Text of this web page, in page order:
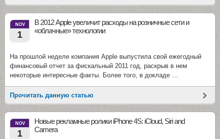
NOV
1
В 2012 Apple увеличит расходы на розничные сети и
«облачные» технологии
На прошлой неделе компания Apple выпустила свой ежегодный
финансовый отчет за фискальный 2011 год, раскрыв в нем
некоторые интересные факты. Более того, в докладе …
Прочитать данную статью
NOV
1
Новые рекламные ролики iPhone 4S: iCloud, Siri and
Camera